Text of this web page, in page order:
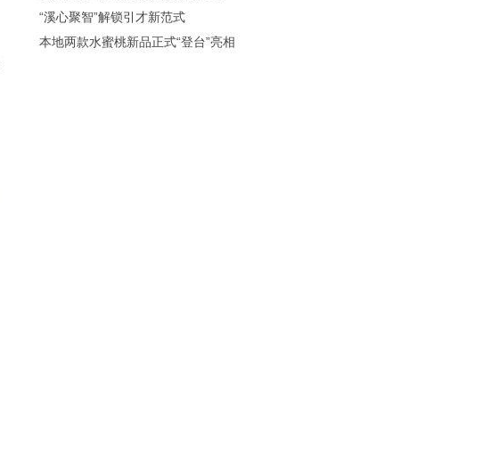
“溪心聚智”解锁引才新范式
本地两款水蜜桃新品正式“登台”亮相